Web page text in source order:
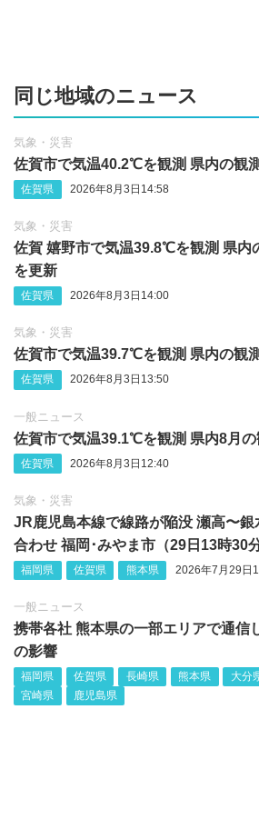
同じ地域のニュース
気象・災害
佐賀市で気温40.2℃を観測 県内の観
佐賀県 2026年8月3日14:58
気象・災害
佐賀 嬉野市で気温39.8℃を観測 県内
を更新
佐賀県 2026年8月3日14:00
気象・災害
佐賀市で気温39.7℃を観測 県内の観
佐賀県 2026年8月3日13:50
一般ニュース
佐賀市で気温39.1℃を観測 県内8月の
佐賀県 2026年8月3日12:40
気象・災害
JR鹿児島本線で線路が陥没 瀬高〜
合わせ 福岡･みやま市（29日13時30
福岡県 佐賀県 熊本県 2026年7月29日
一般ニュース
携帯各社 熊本県の一部エリアで通信
の影響
福岡県 佐賀県 長崎県 熊本県
大分
宮崎県
鹿児島県